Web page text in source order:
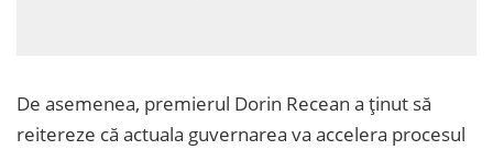
De asemenea, premierul Dorin Recean a ținut să
reitereze că actuala guvernarea va accelera procesul